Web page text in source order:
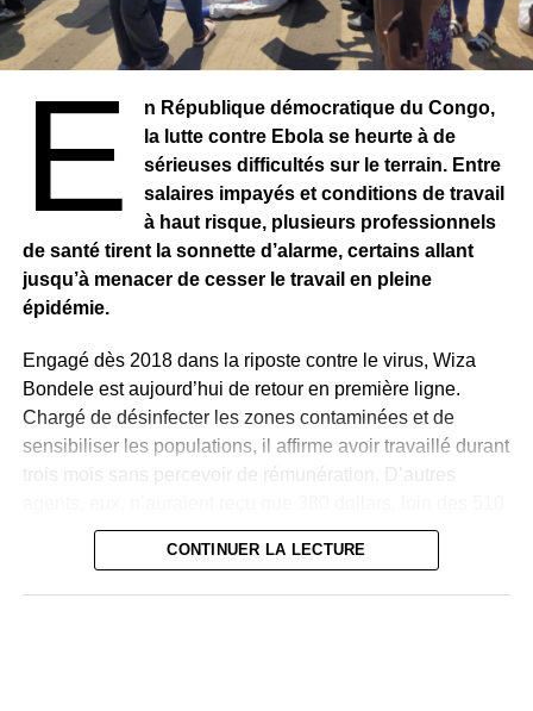
E
n République démocratique du Congo,
la lutte contre Ebola se heurte à de
sérieuses difficultés sur le terrain. Entre
salaires impayés et conditions de travail
à haut risque, plusieurs professionnels
de santé tirent la sonnette d’alarme, certains allant
jusqu’à menacer de cesser le travail en pleine
épidémie.
Engagé dès 2018 dans la riposte contre le virus, Wiza
Bondele est aujourd’hui de retour en première ligne.
Chargé de désinfecter les zones contaminées et de
sensibiliser les populations, il affirme avoir travaillé durant
trois mois sans percevoir de rémunération. D’autres
dollars initialement promis.
CONTINUER LA LECTURE